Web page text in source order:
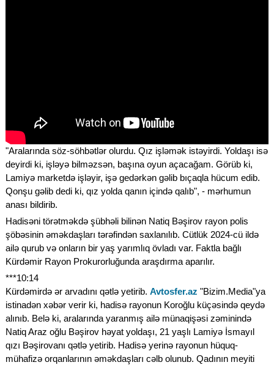
"Aralarında söz-söhbətlər olurdu. Qız işləmək istəyirdi. Yoldaşı isə
deyirdi ki, işləyə bilməzsən, başına oyun açacağam. Görüb ki,
Lamiyə marketdə işləyir, işə gedərkən gəlib bıçaqla hücum edib.
Qonşu gəlib dedi ki, qız yolda qanın içində qalıb", - mərhumun
anası bildirib.
Hadisəni törətməkdə şübhəli bilinən Natiq Bəşirov rayon polis
şöbəsinin əməkdaşları tərəfindən saxlanılıb. Cütlük 2024-cü ildə
ailə qurub və onların bir yaş yarımlıq övladı var. Faktla bağlı
Kürdəmir Rayon Prokurorluğunda araşdırma aparılır.
***10:14
Kürdəmirdə ər arvadını qətlə yetirib. Avtosfer.az "Bizim.Media"ya
istinadən xəbər verir ki, hadisə rayonun Koroğlu küçəsində qeydə
alınıb. Belə ki, aralarında yaranmış ailə münaqişəsi zəminində
Natiq Araz oğlu Bəşirov həyat yoldaşı, 21 yaşlı Lamiyə İsmayıl
qızı Bəşirovanı qətlə yetirib. Hadisə yerinə rayonun hüquq-
mühafizə orqanlarının əməkdaşları cəlb olunub. Qadının meyiti